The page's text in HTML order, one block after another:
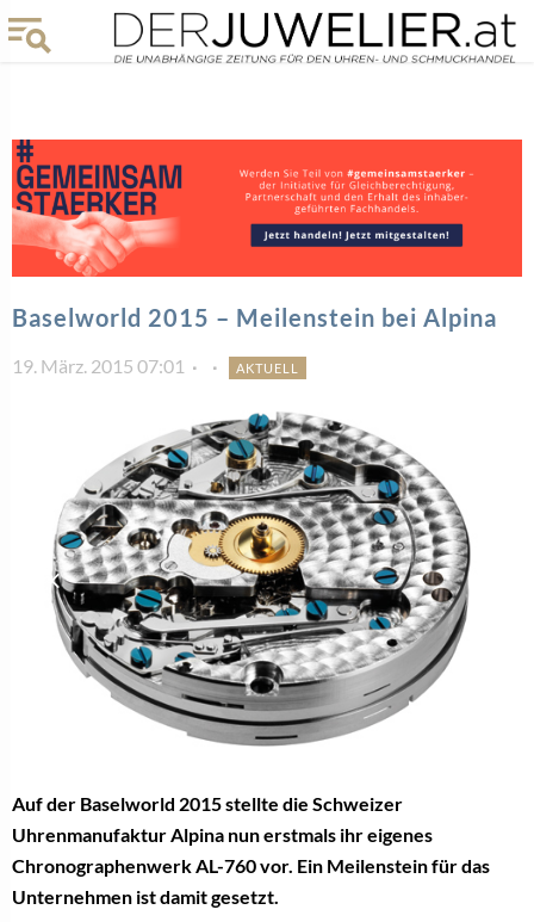
Baselworld 2015 – Meilenstein bei Alpina
19. März. 2015 07:01 AKTUELL
Auf der Baselworld 2015 stellte die Schweizer
Uhrenmanufaktur Alpina nun erstmals ihr eigenes
Chronographenwerk AL-760 vor. Ein Meilenstein für das
Unternehmen ist damit gesetzt.